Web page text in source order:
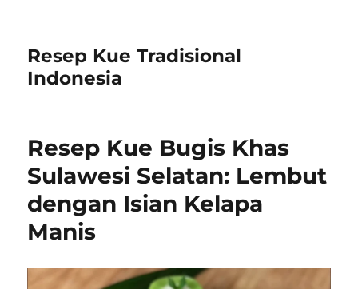
Resep Kue Tradisional
Indonesia
Resep Kue Bugis Khas
Sulawesi Selatan: Lembut
dengan Isian Kelapa
Manis